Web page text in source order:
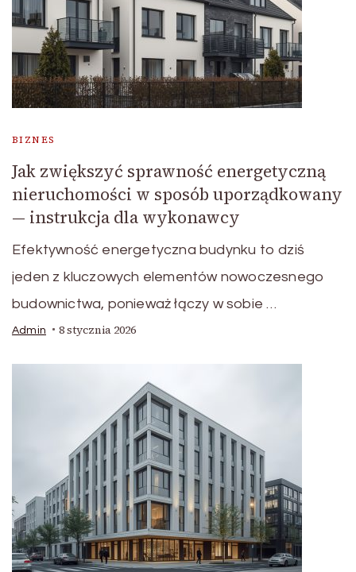
BIZNES
Jak zwiększyć sprawność energetyczną
nieruchomości w sposób uporządkowany
— instrukcja dla wykonawcy
Efektywność energetyczna budynku to dziś
jeden z kluczowych elementów nowoczesnego
budownictwa, ponieważ łączy w sobie …
Admin 8 stycznia 2026